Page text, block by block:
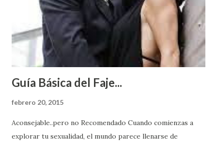
Guía Básica del Faje...
febrero 20, 2015
Aconsejable..pero no Recomendado Cuando comienzas a
explorar tu sexualidad, el mundo parece llenarse de